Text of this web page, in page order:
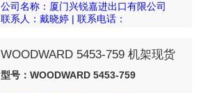
公司名称：厦门兴锐嘉进出口有限公司
联系人：戴晓婷 | 联系电话：
WOODWARD 5453-759 机架现货
型号：WOODWARD 5453-759